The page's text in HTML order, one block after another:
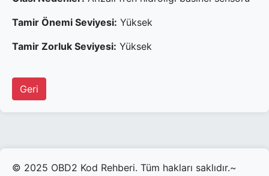
Tamir Önemi Seviyesi: Yüksek
Tamir Zorluk Seviyesi: Yüksek
Geri
© 2025 OBD2 Kod Rehberi. Tüm hakları saklıdır.~